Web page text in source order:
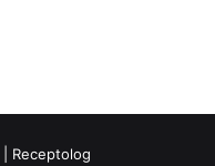
Receptolog